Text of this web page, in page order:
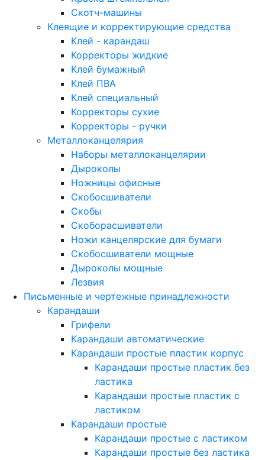
Скотч-машины
Клеящие и корректирующие средства
Клей - карандаш
Корректоры жидкие
Клей бумажный
Клей ПВА
Клей специальный
Корректоры сухие
Корректоры - ручки
Металлоканцелярия
Наборы металлоканцелярии
Дыроколы
Ножницы офисные
Скобосшиватели
Скобы
Скоборасшиватели
Ножи канцелярские для бумаги
Скобосшиватели мощные
Дыроколы мощные
Лезвия
Письменные и чертежные принадлежности
Карандаши
Грифели
Карандаши автоматические
Карандаши простые пластик корпус
Карандаши простые пластик без
ластика
Карандаши простые пластик с
ластиком
Карандаши простые
Карандаши простые с ластиком
Карандаши простые без ластика